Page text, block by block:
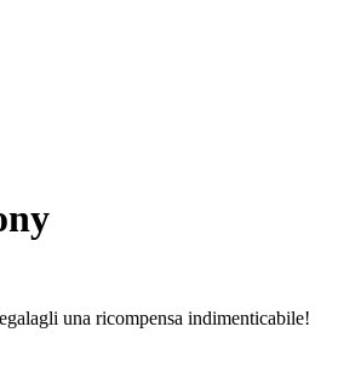
una ricompensa indimenticabile!